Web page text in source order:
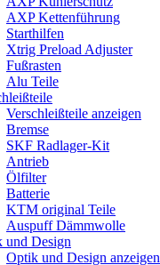
AXP Kettenführung
Starthilfen
Xtrig Preload Adjuster
Fußrasten
Alu Teile
Verschleißteile anzeigen
Bremse
SKF Radlager-Kit
Antrieb
Ölfilter
Batterie
KTM original Teile
Auspuff Dämmwolle
und Design
Optik und Design anzeigen